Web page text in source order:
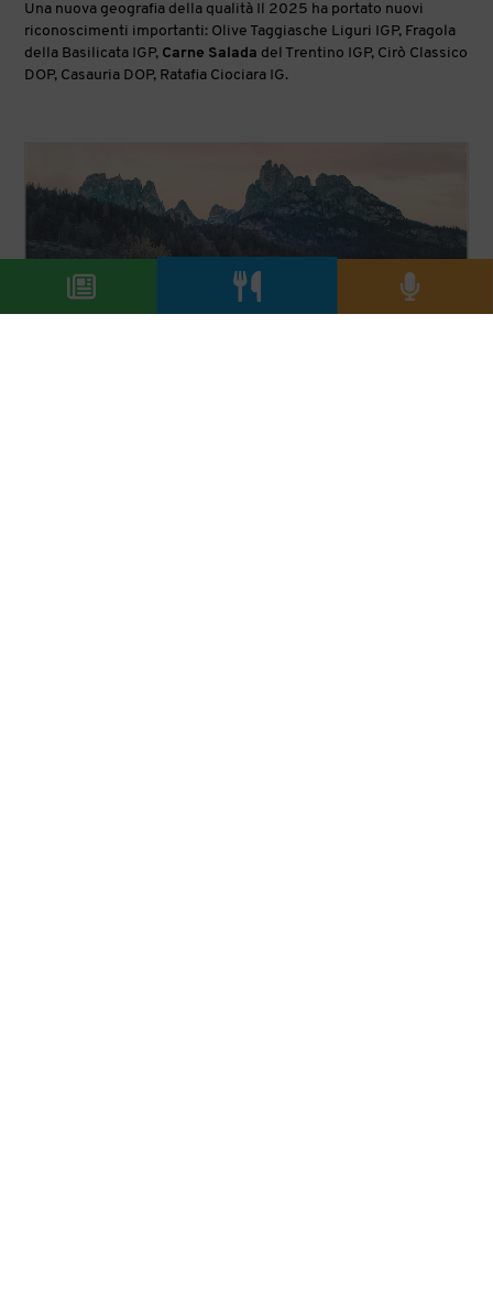
Una nuova geografia della qualità Il 2025 ha portato nuovi
riconoscimenti importanti: Olive Taggiasche Liguri IGP, Fragola
della Basilicata IGP, Carne Salada del Trentino IGP, Cirò Classico
DOP, Casauria DOP, Ratafia Ciociara IG.